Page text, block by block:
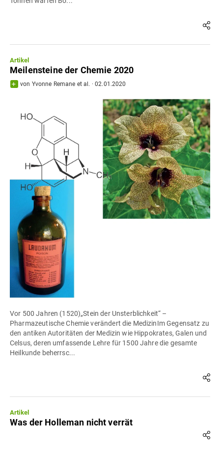
Artikel
Meilensteine der Chemie 2020
von Yvonne Remane et al. ·02.01.2020
Vor 500 Jahren (1520)„Stein der Unsterblichkeit“ –
Pharmazeutische Chemie verändert die MedizinIm Gegensatz zu
den antiken Autoritäten der Medizin wie Hippokrates, Galen und
Celsus, deren umfassende Lehre für 1500 Jahre die gesamte
Heilkunde beherrsc...
Artikel
Was der Holleman nicht verrät